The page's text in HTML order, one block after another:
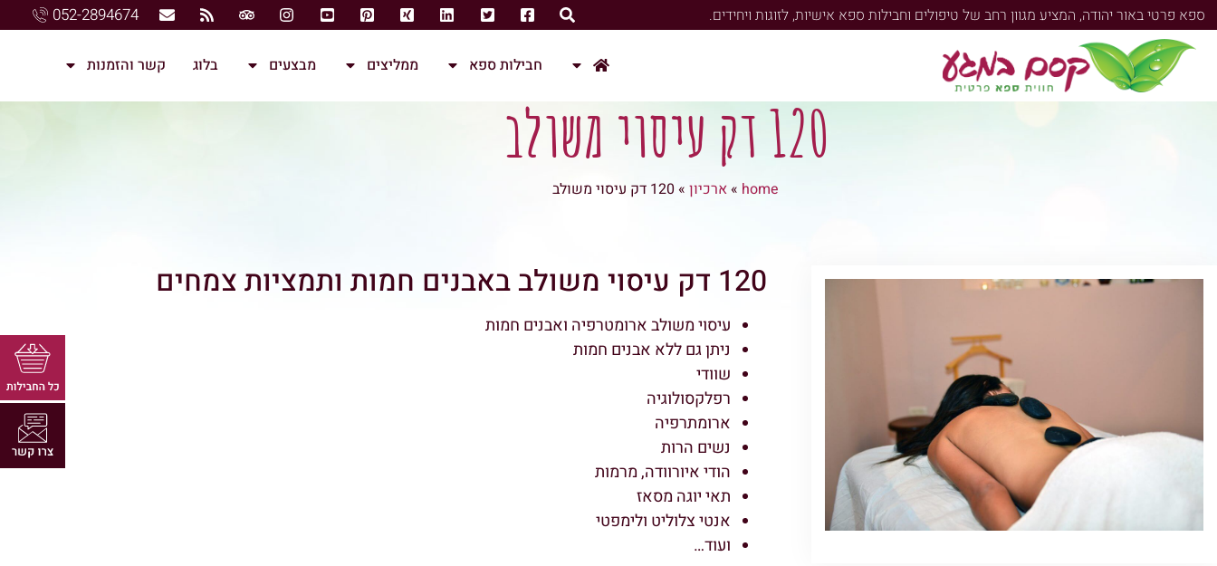
ספא פרטי באור יהודה, המציע מגוון רחב של טיפולים וחבילות ספא אישיות, לזוגות ויחידים. 052-2894674
חבילות ספא ממליצים מבצעים בלוג קשר והזמנות
120 דק עיסוי משולב
home
»ארכיון »120 דק עיסוי משולב
120 דק עיסוי משולב באבנים חמות ותמציות צמחים
עיסוי משולב ארומטרפיה ואבנים חמות
ניתן גם ללא אבנים חמות
שוודי
רפלקסולוגיה
ארומתרפיה
נשים הרות
הודי איורוודה, מרמות
תאי יוגה מסאז
אנטי צלוליט ולימפטי
ועוד…